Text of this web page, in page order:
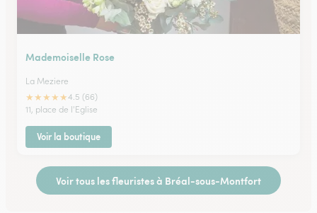
Mademoiselle Rose
La Meziere
★★★★★4.5 (66)
11, place de l'Eglise
Voir la boutique
Voir tous les fleuristes à Bréal-sous-Montfort